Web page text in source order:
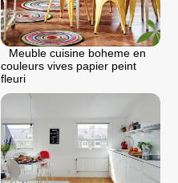
Meuble cuisine boheme en
couleurs vives papier peint
fleuri